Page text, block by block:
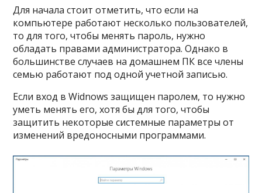
Для начала стоит отметить, что если на
компьютере работают несколько пользователей,
то для того, чтобы менять пароль, нужно
обладать правами администратора. Однако в
большинстве случаев на домашнем ПК все члены
семью работают под одной учетной записью.
Если вход в Widnows защищен паролем, то нужно
уметь менять его, хотя бы для того, чтобы
защитить некоторые системные параметры от
изменений вредоносными программами.